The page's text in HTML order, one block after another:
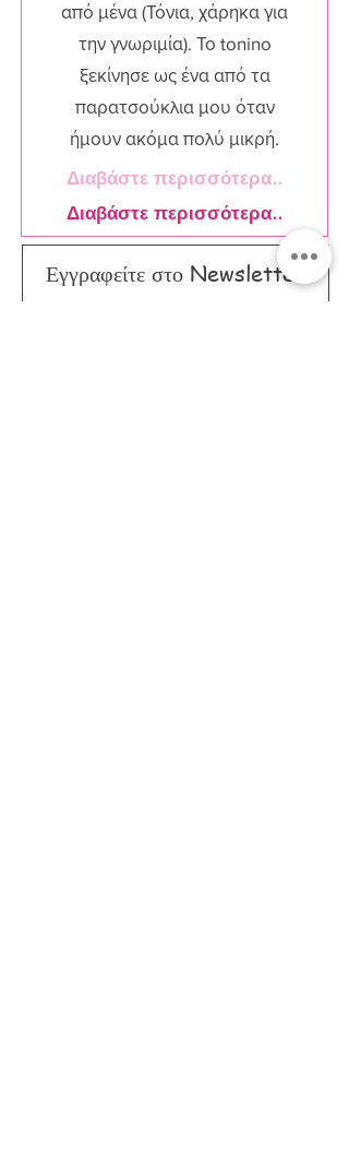
από μένα (Τόνια, χάρηκα για
την γνωριμία). Το tonino
ξεκίνησε ως ένα από τα
παρατσούκλια μου όταν
ήμουν ακόμα πολύ μικρή.
Διαβάστε περισσότερα..
Διαβάστε περισσότερα..
Εγγραφείτε στο Newsletter